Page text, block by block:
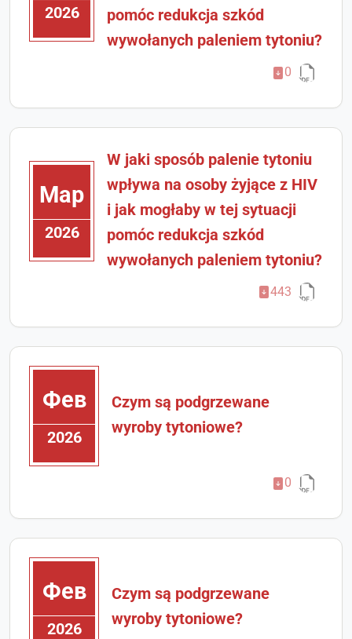
2026
pomóc redukcja szkód
wywołanych paleniem tytoniu?
0
Мар
2026
W jaki sposób palenie tytoniu
wpływa na osoby żyjące z HIV
i jak mogłaby w tej sytuacji
pomóc redukcja szkód
wywołanych paleniem tytoniu?
443
Фев
2026
Czym są podgrzewane
wyroby tytoniowe?
0
Фев
2026
Czym są podgrzewane
wyroby tytoniowe?